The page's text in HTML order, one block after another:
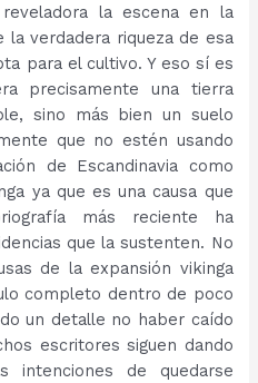
la escena en la
la verdadera riqueza de esa
para el cultivo. Y eso sí es
precisamente una tierra
sino más bien un suelo
que no estén usando
de Escandinavia como
ya que es una causa que
más reciente ha
que la sustenten. No
de la expansión vikinga
completo dentro de poco
un detalle no haber caído
escritores siguen dando
intenciones de quedarse